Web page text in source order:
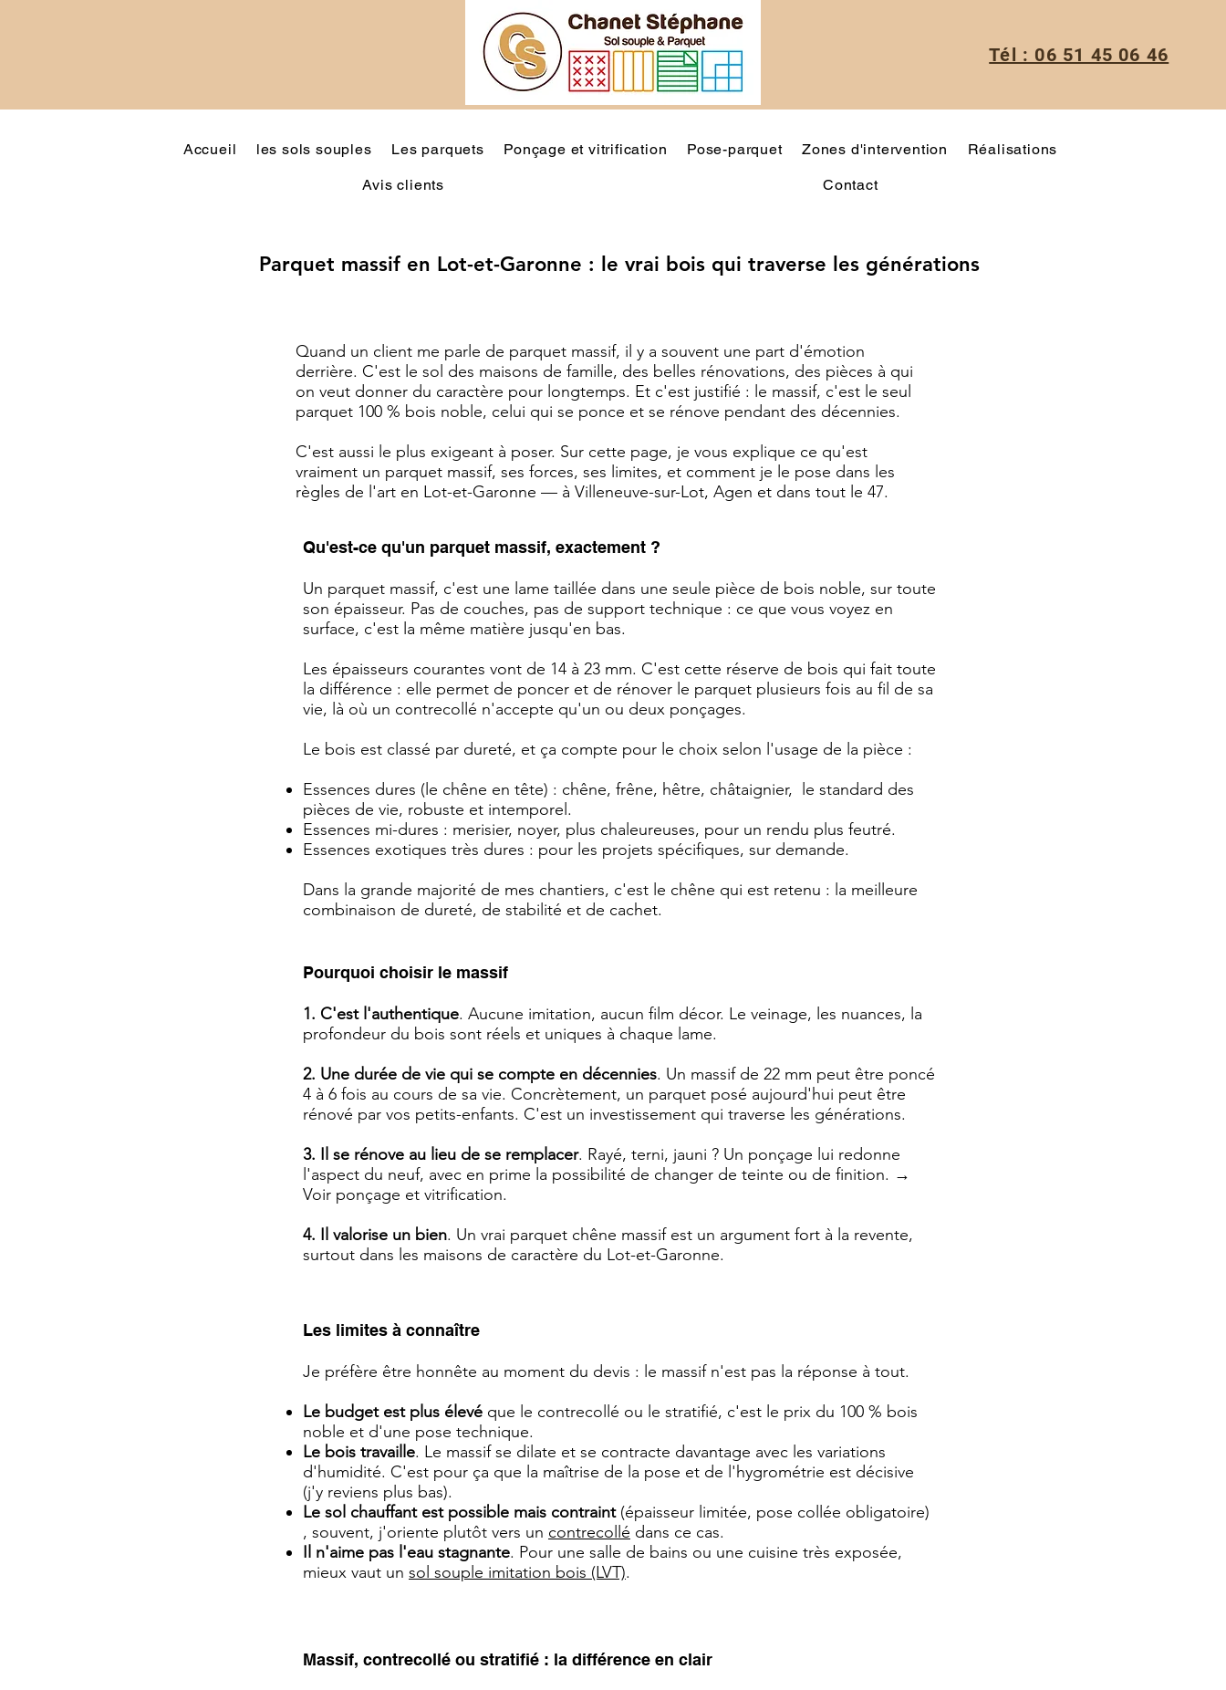
Tél : 06 51 45 06 46
Accueil les sols souples Les parquets Ponçage et vitrification Pose-parquet Zones d'intervention Réalisations
Avis clients Contact
Parquet massif en Lot-et-Garonne : le vrai bois qui traverse les générations
Quand un client me parle de parquet massif, il y a souvent une part d'émotion
derrière. C'est le sol des maisons de famille, des belles rénovations, des pièces à qui
on veut donner du caractère pour longtemps. Et c'est justifié : le massif, c'est le seul
parquet 100 % bois noble, celui qui se ponce et se rénove pendant des décennies.
C'est aussi le plus exigeant à poser. Sur cette page, je vous explique ce qu'est
vraiment un parquet massif, ses forces, ses limites, et comment je le pose dans les
règles de l'art en Lot-et-Garonne — à Villeneuve-sur-Lot, Agen et dans tout le 47.
Qu'est-ce qu'un parquet massif, exactement ?
Un parquet massif, c'est une lame taillée dans une seule pièce de bois noble, sur toute
son épaisseur. Pas de couches, pas de support technique : ce que vous voyez en
surface, c'est la même matière jusqu'en bas.
Les épaisseurs courantes vont de 14 à 23 mm. C'est cette réserve de bois qui fait toute
la différence : elle permet de poncer et de rénover le parquet plusieurs fois au fil de sa
vie, là où un contrecollé n'accepte qu'un ou deux ponçages.
Le bois est classé par dureté, et ça compte pour le choix selon l'usage de la pièce :
Essences dures (le chêne en tête) : chêne, frêne, hêtre, châtaignier, le standard des
pièces de vie, robuste et intemporel.
Essences mi-dures : merisier, noyer, plus chaleureuses, pour un rendu plus feutré.
Essences exotiques très dures : pour les projets spécifiques, sur demande.
Dans la grande majorité de mes chantiers, c'est le chêne qui est retenu : la meilleure
combinaison de dureté, de stabilité et de cachet.
Pourquoi choisir le massif
1. C'est l'authentique. Aucune imitation, aucun film décor. Le veinage, les nuances, la
profondeur du bois sont réels et uniques à chaque lame.
2. Une durée de vie qui se compte en décennies. Un massif de 22 mm peut être poncé
4 à 6 fois au cours de sa vie. Concrètement, un parquet posé aujourd'hui peut être
rénové par vos petits-enfants. C'est un investissement qui traverse les générations.
3. Il se rénove au lieu de se remplacer. Rayé, terni, jauni ? Un ponçage lui redonne
l'aspect du neuf, avec en prime la possibilité de changer de teinte ou de finition. →
Voir ponçage et vitrification.
4. Il valorise un bien. Un vrai parquet chêne massif est un argument fort à la revente,
surtout dans les maisons de caractère du Lot-et-Garonne.
Les limites à connaître
Je préfère être honnête au moment du devis : le massif n'est pas la réponse à tout.
Le budget est plus élevé que le contrecollé ou le stratifié, c'est le prix du 100 % bois
noble et d'une pose technique.
Le bois travaille. Le massif se dilate et se contracte davantage avec les variations
d'humidité. C'est pour ça que la maîtrise de la pose et de l'hygrométrie est décisive
(j'y reviens plus bas).
Le sol chauffant est possible mais contraint(épaisseur limitée, pose collée obligatoire)
, souvent, j'oriente plutôt vers un contrecollé dans ce cas.
Il n'aime pas l'eau stagnante. Pour une salle de bains ou une cuisine très exposée,
mieux vaut un sol souple imitation bois (LVT).
Massif, contrecollé ou stratifié : la différence en clair